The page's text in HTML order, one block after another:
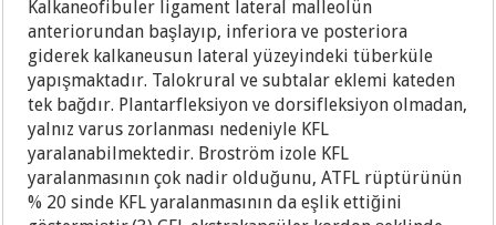
Kalkaneofibuler ligament lateral malleolün
anteriorundan başlayıp, inferiora ve posteriora
giderek kalkaneusun lateral yüzeyindeki tüberküle
yapışmaktadır. Talokrural ve subtalar eklemi kateden
tek bağdır. Plantarfleksiyon ve dorsifleksiyon olmadan,
yalnız varus zorlanması nedeniyle KFL
yaralanabilmektedir. Broström izole KFL
yaralanmasının çok nadir olduğunu, ATFL rüptürünün
% 20 sinde KFL yaralanmasının da eşlik ettiğini